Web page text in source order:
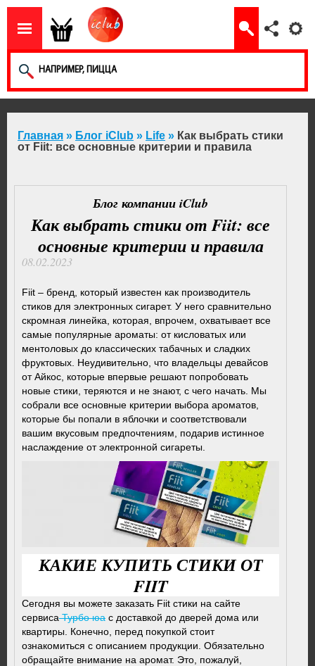
Главная » Блог iClub » Life » Как выбрать стики
от Fiit: все основные критерии и правила
Блог компании iClub
Как выбрать стики от Fiit: все
основные критерии и правила
08.02.2023
Fiit – бренд, который известен как производитель
стиков для электронных сигарет. У него сравнительно
скромная линейка, которая, впрочем, охватывает все
самые популярные ароматы: от кисловатых или
ментоловых до классических табачных и сладких
фруктовых. Неудивительно, что владельцы девайсов
от Айкос, которые впервые решают попробовать
новые стики, теряются и не знают, с чего начать. Мы
собрали все основные критерии выбора ароматов,
которые бы попали в яблочки и соответствовали
вашим вкусовым предпочтениям, подарив истинное
наслаждение от электронной сигареты.
КАКИЕ КУПИТЬ СТИКИ ОТ
FIIT
Сегодня вы можете заказать Fiit стики на сайте
сервисаТурбо юа с доставкой до дверей дома или
квартиры. Конечно, перед покупкой стоит
ознакомиться с описанием продукции. Обязательно
обращайте внимание на аромат. Это, пожалуй,